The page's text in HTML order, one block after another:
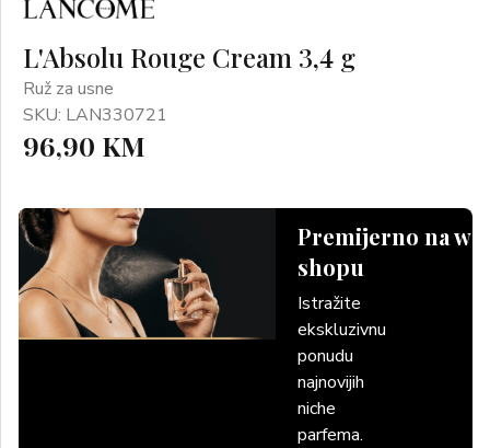
L'Absolu Rouge Cream 3,4 g
Ruž za usne
SKU: LAN330721
96,90 KM
Premijerno na
shopu
Istražite
ekskluzivnu
ponudu
najnovijih
niche
parfema.